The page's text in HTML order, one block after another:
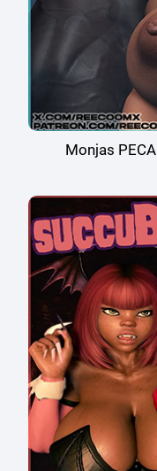
Monjas